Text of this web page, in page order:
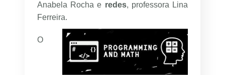
Anabela Rocha e redes, professora Lina
Ferreira.
O